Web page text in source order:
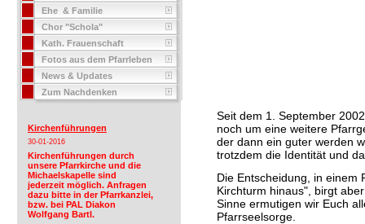
Ehe & Familie
Chor "Schola"
Kath. Frauenschaft
Fotos aus dem Pfarrleben
News & Updates
Zum Nachdenken
Kirchenführungen
30-01-2016
Kirchenführungen durch
unsere Pfarrkirche und die
Michaelskapelle sind
jederzeit möglich. Anfragen
dazu bitte in der Pfarrkanzlei,
bzw. bei PAL Diakon
Wolfgang Bartl.
Seit dem 1. September
noch um eine weitere
der dann ein guter werden
trotzdem die Identität und
Die Entscheidung, in einem
Kirchturm hinaus", birgt
Sinne ermutigen wir Euch
Pfarrseelsorge.